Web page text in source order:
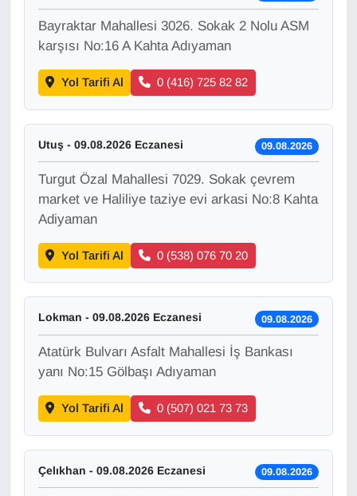
Bayraktar Mahallesi 3026. Sokak 2 Nolu ASM
karşısı No:16 A Kahta Adıyaman
Yol Tarifi Al 0 (416) 725 82 82
Utuş - 09.08.2026 Eczanesi 09.08.2026
Turgut Özal Mahallesi 7029. Sokak çevrem
market ve Haliliye taziye evi arkasi No:8 Kahta
Adiyaman
Yol Tarifi Al 0 (538) 076 70 20
Lokman - 09.08.2026 Eczanesi 09.08.2026
Atatürk Bulvarı Asfalt Mahallesi İş Bankası
yanı No:15 Gölbaşı Adıyaman
Yol Tarifi Al 0 (507) 021 73 73
Çelıkhan - 09.08.2026 Eczanesi 09.08.2026
POLİTİKA
SAĞLIK
Seri İlan
Sinema - TV
SİYASET
SPOR
TEBRİK
VAN'DA SPOR